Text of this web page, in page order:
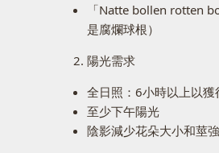
「Natte bollen rotten
是腐爛球根）
陽光需求
全日照：6小時以上以獲
至少下午陽光
陰影減少花朵大小和莖